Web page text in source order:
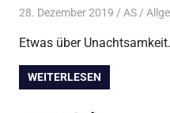
28. Dezember 2019 AS
Etwas über Unachtsamkeit.
WEITERLESEN